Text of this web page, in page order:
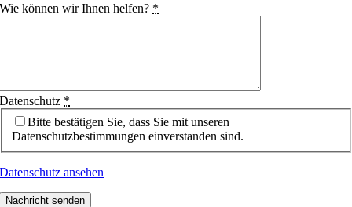
Wie können wir Ihnen helfen? *
Datenschutz *
Bitte bestätigen Sie, dass Sie mit unseren
Datenschutzbestimmungen einverstanden sind.
Datenschutz ansehen
Nachricht senden